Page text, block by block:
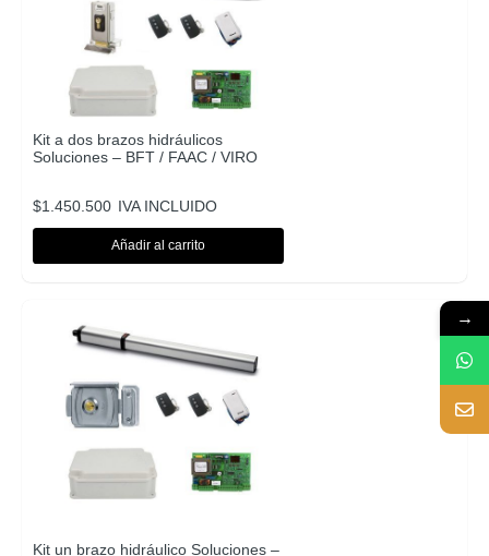
Kit a dos brazos hidráulicos
Soluciones – BFT / FAAC / VIRO
$1.450.500 IVA INCLUIDO
Añadir al carrito
Kit un brazo hidráulico Soluciones –
→